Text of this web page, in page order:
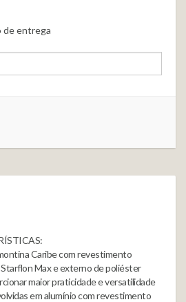
de entrega
Caribe com revestimento
Max e externo de poliéster
maior praticidade e versatilidade
em alumínio com revestimento